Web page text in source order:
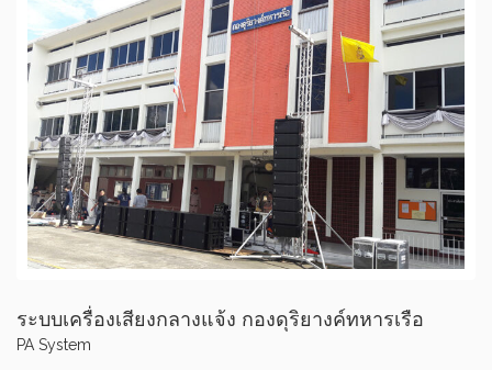
ระบบเครื่องเสียงกลางแจ้ง กองดุริยางค์ทหารเรือ
PA System